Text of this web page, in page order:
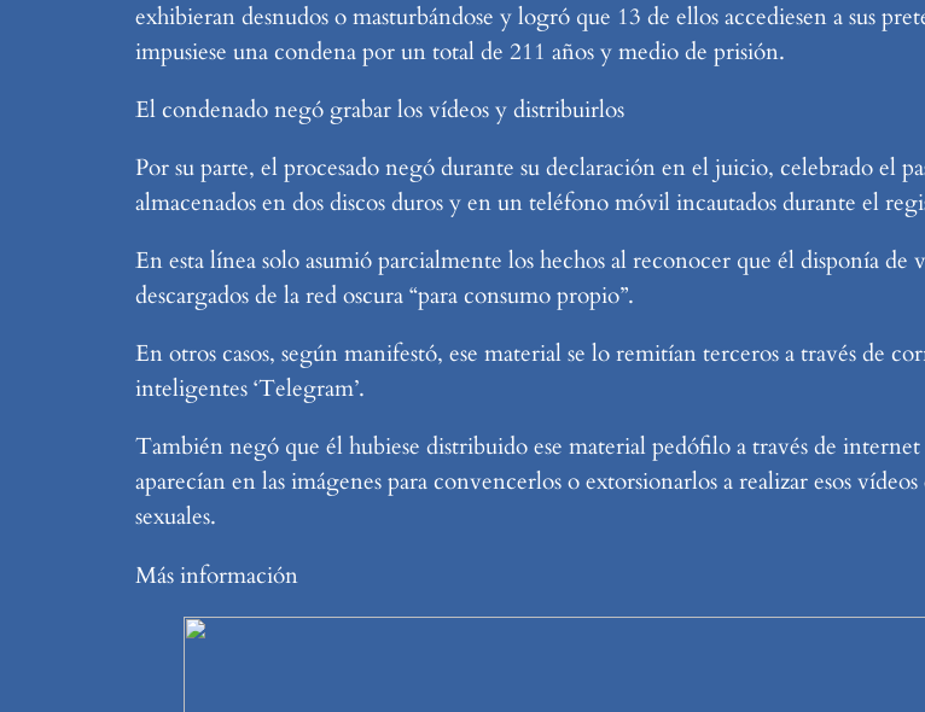
exhibieran desnudos o masturbándose y logró que 13 de ellos accediesen a sus
impusiese una condena por un total de 211 años y medio de prisión.
El condenado negó grabar los vídeos y distribuirlos
Por su parte, el procesado negó durante su declaración en el juicio, celebrado el
almacenados en dos discos duros y en un teléfono móvil incautados durante el
En esta línea solo asumió parcialmente los hechos al reconocer que él disponía
descargados de la red oscura “para consumo propio”.
En otros casos, según manifestó, ese material se lo remitían terceros a través de
inteligentes ‘Telegram’.
También negó que él hubiese distribuido ese material pedófilo a través de
aparecían en las imágenes para convencerlos o extorsionarlos a realizar esos
sexuales.
Más información